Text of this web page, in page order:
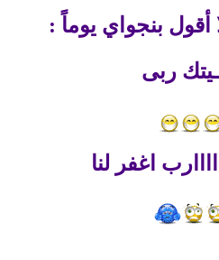
أقول بنجواي يوماً :
ربى
اغفر لنا